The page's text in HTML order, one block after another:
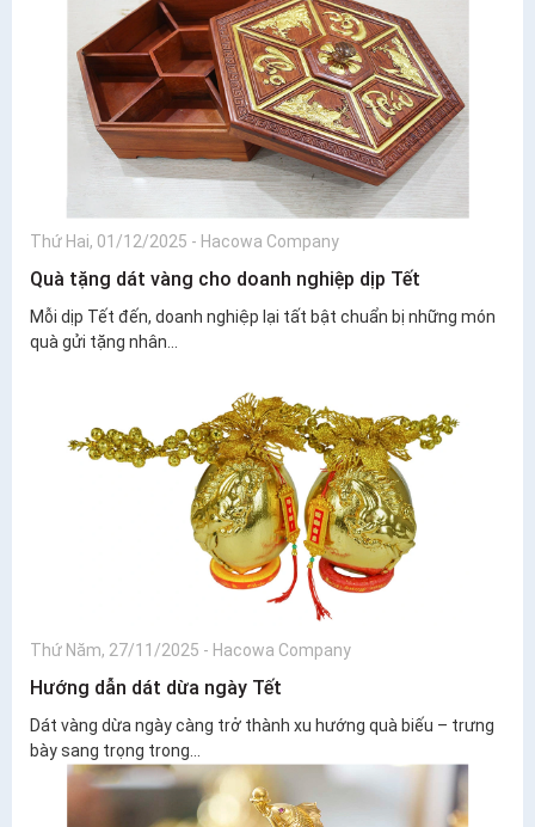
Thứ Hai, 01/12/2025 - Hacowa Company
Quà tặng dát vàng cho doanh nghiệp dịp Tết
Mỗi dịp Tết đến, doanh nghiệp lại tất bật chuẩn bị những món
quà gửi tặng nhân...
Thứ Năm, 27/11/2025 - Hacowa Company
Hướng dẫn dát dừa ngày Tết
Dát vàng dừa ngày càng trở thành xu hướng quà biếu – trưng
bày sang trọng trong...